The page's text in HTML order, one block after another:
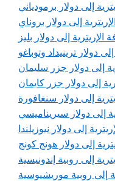
إلى دولار برمودياني
إلى دولار بروناي
الإريترية إلى دولار بليز
دولار ترينيداد وتوباغو
إلى دولار جزر سليمان
إلى دولار جزر كايمان
إلى دولار سنغافورة
إلى دولار سيريناميسي
إلى دولار نيوزيلندا
إلى دولار هونج كونج
إلى روبية إندونيسية
إلى روبية موريشيوسية